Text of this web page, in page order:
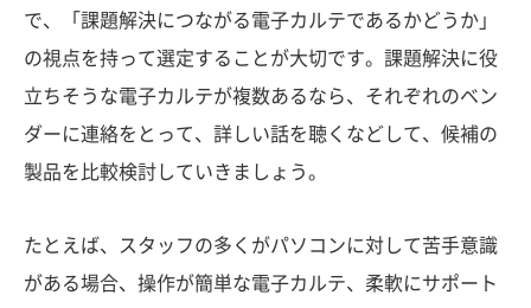
で、「課題解決につながる電子カルテであるかどうか」
の視点を持って選定することが大切です。課題解決に役
立ちそうな電子カルテが複数あるなら、それぞれのベン
ダーに連絡をとって、詳しい話を聴くなどして、候補の
製品を比較検討していきましょう。
たとえば、スタッフの多くがパソコンに対して苦手意識
がある場合、操作が簡単な電子カルテ、柔軟にサポート